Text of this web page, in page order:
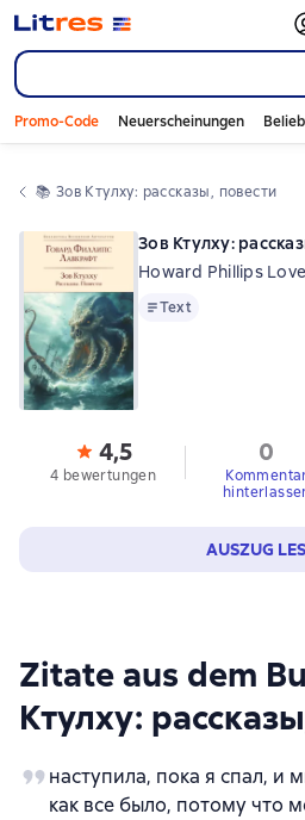
Promo-Code Neuerscheinungen
📚 Зов Ктулху: рассказы, повести
Zitate aus dem
Ктулху:
наступила, пока я спал, и
как все было, потому что
Зов Ктулху:
Howard Phillips
TextText
4,5
4 bewertungen
0
AUSZUG